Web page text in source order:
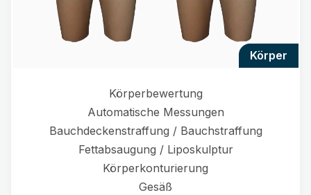
körper
Körperbewertung
Automatische Messungen
Bauchdeckenstraffung / Bauchstraffung
Fettabsaugung / Liposkulptur
Körperkonturierung
Gesäß